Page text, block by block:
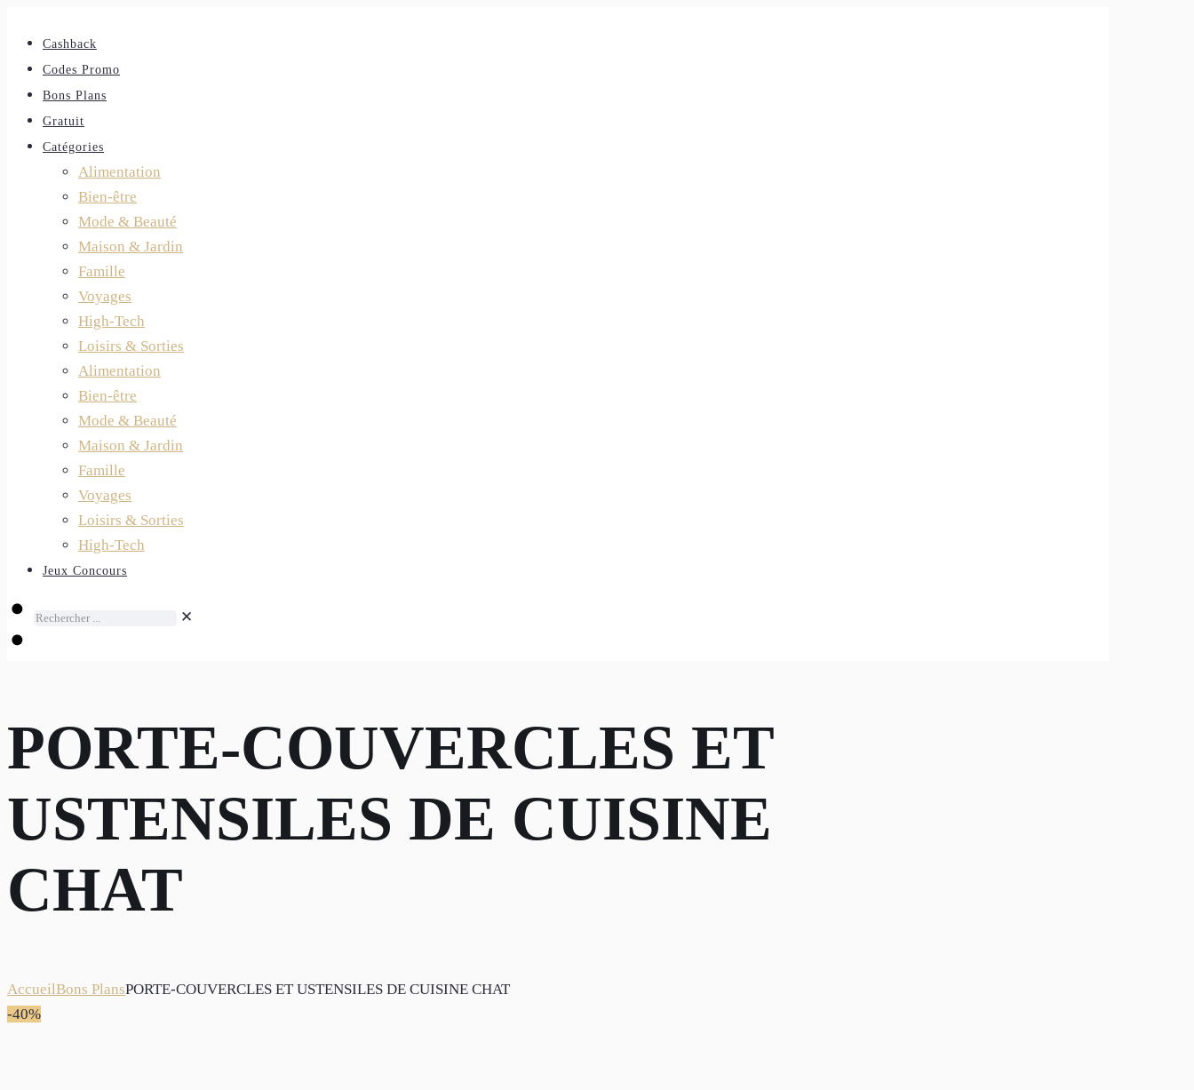
Cashback
Codes Promo
Bons Plans
Gratuit
Catégories
Alimentation
Bien-être
Mode & Beauté
Maison & Jardin
Famille
Voyages
High-Tech
Loisirs & Sorties
Alimentation
Bien-être
Mode & Beauté
Maison & Jardin
Famille
Voyages
Loisirs & Sorties
High-Tech
Jeux Concours
✕
PORTE-COUVERCLES ET
USTENSILES DE CUISINE
CHAT
AccueilBons PlansPORTE-COUVERCLES ET USTENSILES DE CUISINE CHAT
-40%